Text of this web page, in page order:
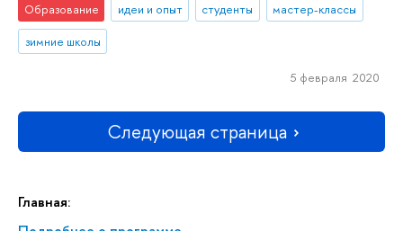
Главная:
Образование идеи и опыт студенты
мастер-классы
зимние школы
5 февраля 2020
Следующая страница